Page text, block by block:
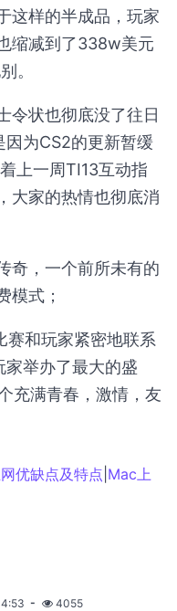
这样的半成品，玩家
缩减到了338w美元
。
令状也彻底没了往日
因为CS2的更新暂缓
上一周TI13互动指
大家的热情也彻底消
奇，一个前所未有的
模式；
赛和玩家紧密地联系
家举办了最大的盛
充满青春，激情，友
优缺点及特点 Mac上
4055